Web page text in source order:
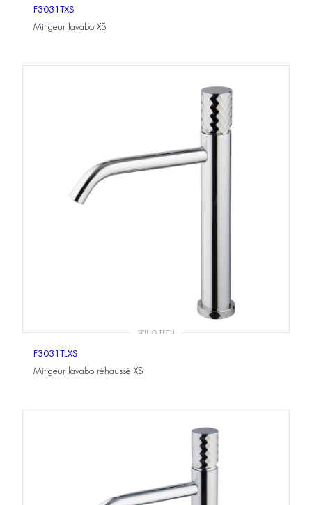
F3031TXS
Mitigeur lavabo XS
SPILLO TECH
F3031TLXS
Mitigeur lavabo réhaussé XS